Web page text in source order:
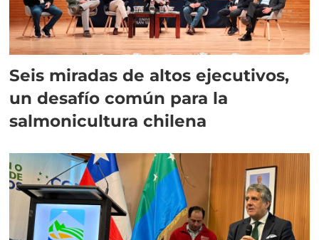
Seis miradas de altos ejecutivos,
un desafío común para la
salmonicultura chilena